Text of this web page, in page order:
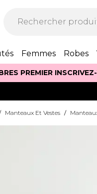
Femmes Robes
PREMIER
Manteaux Et Vestes /